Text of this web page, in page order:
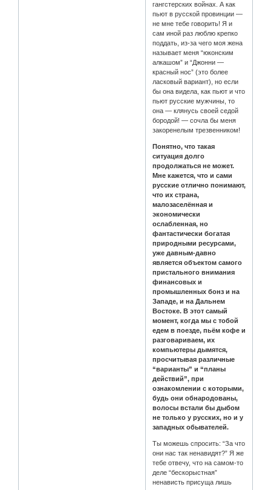
гангстерских войнах. А как
пьют в русской провинции —
не мне тебе говорить! Я и
сам иной раз люблю крепко
поддать, из-за чего моя жена
называет меня “юконским
алкашом” и “Джонни —
красный нос” (это более
ласковый вариант), но если
бы она видела, как пьют и что
пьют русские мужчины, то
она — клянусь своей седой
бородой! — сочла бы меня
закоренелым трезвенником!
Понятно, что такая
ситуация долго
продолжаться не может.
Мне кажется, что и сами
русские отлично понимают,
что их страна,
малозаселённая и
экономически
ослабленная, но
фантастически богатая
природными ресурсами,
уже давным-давно
является объектом самого
пристального внимания
финансовых и
промышленных бонз и на
Западе, и на Дальнем
Востоке. В этот самый
момент, когда мы с тобой
едем в поезде, пьём кофе и
разговариваем, их
компьютеры дымятся,
просчитывая различные
“варианты” и “планы
действий”, при
ознакомлении с которыми,
будь они обнародованы,
волосы встали бы дыбом
не только у русских, но и у
западных обывателей.
Ты можешь спросить: “За что
они нас так ненавидят?” Я же
тебе отвечу, что на самом-то
деле “бескорыстная”
ненависть присуща лишь